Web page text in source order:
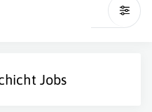
Jobs